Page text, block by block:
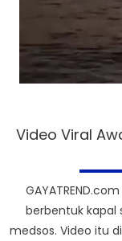
Video Viral
berbentuk kapal
medsos. Video itu